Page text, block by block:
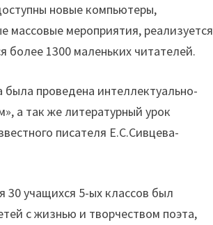
новые компьютеры,
массовые мероприятия, реализуется
1300 маленьких читателей.
проведена интеллектуально-
а так же литературный урок
писателя Е.С.Сивцева-
учащихся 5-ых классов был
с жизнью и творчеством поэта,